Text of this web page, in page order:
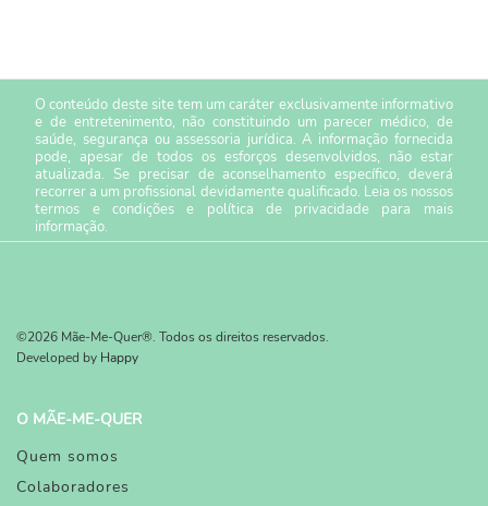
O conteúdo deste site tem um caráter exclusivamente informativo
e de entretenimento, não constituindo um parecer médico, de
saúde, segurança ou assessoria jurídica. A informação fornecida
pode, apesar de todos os esforços desenvolvidos, não estar
atualizada. Se precisar de aconselhamento específico, deverá
recorrer a um profissional devidamente qualificado. Leia os nossos
termos e condiçõese política de privacidade para mais
informação.
©2026 Mãe-Me-Quer®. Todos os direitos reservados.
Developed by Happy
O MÃE-ME-QUER
Quem somos
Colaboradores